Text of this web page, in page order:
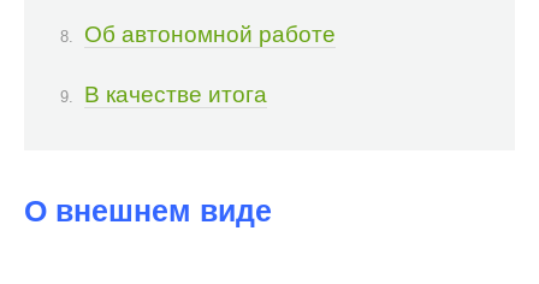
Об автономной работе
В качестве итога
О внешнем виде